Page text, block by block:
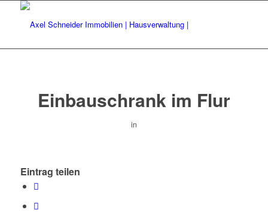
Einbauschrank im Flur
in
Eintrag teilen